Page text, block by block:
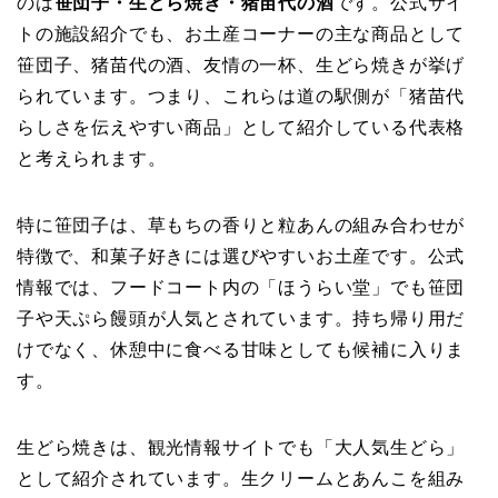
トの施設紹介でも、お土産コーナーの主な商品として
笹団子、猪苗代の酒、友情の一杯、生どら焼きが挙げ
られています。つまり、これらは道の駅側が「猪苗代
らしさを伝えやすい商品」として紹介している代表格
と考えられます。
特に笹団子は、草もちの香りと粒あんの組み合わせが
特徴で、和菓子好きには選びやすいお土産です。公式
情報では、フードコート内の「ほうらい堂」でも笹団
子や天ぷら饅頭が人気とされています。持ち帰り用だ
けでなく、休憩中に食べる甘味としても候補に入りま
す。
生どら焼きは、観光情報サイトでも「大人気生どら」
として紹介されています。生クリームとあんこを組み